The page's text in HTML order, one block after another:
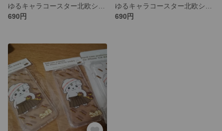
690円
690円